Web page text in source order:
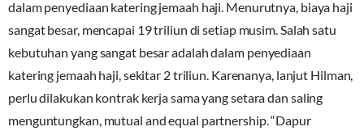
dalam penyediaan katering jemaah haji. Menurutnya, biaya haji
sangat besar, mencapai 19 triliun di setiap musim. Salah satu
kebutuhan yang sangat besar adalah dalam penyediaan
katering jemaah haji, sekitar 2 triliun. Karenanya, lanjut Hilman,
perlu dilakukan kontrak kerja sama yang setara dan saling
menguntungkan, mutual and equal partnership. “Dapur